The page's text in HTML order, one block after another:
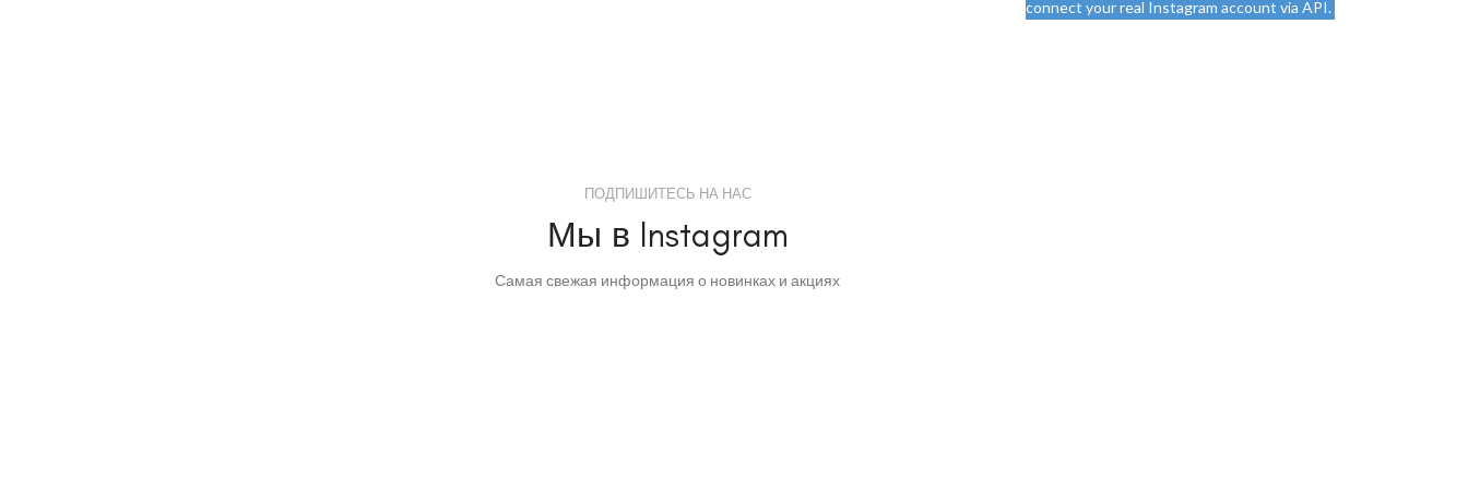
connect your real Instagram account via API.
ПОДПИШИТЕСЬ НА НАС
Мы в Instagram
Самая свежая информация о новинках и акциях